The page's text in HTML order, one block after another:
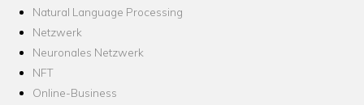
Natural Language Processing
Netzwerk
Neuronales Netzwerk
NFT
Online-Business